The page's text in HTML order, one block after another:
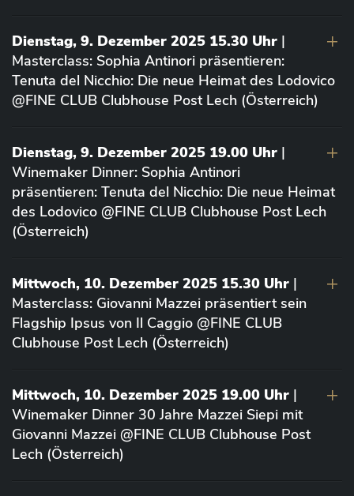
Dienstag, 9. Dezember 2025 15.30 Uhr |
Masterclass: Sophia Antinori präsentieren:
Tenuta del Nicchio: Die neue Heimat des Lodovico
@FINE CLUB Clubhouse Post Lech (Österreich)
Dienstag, 9. Dezember 2025 19.00 Uhr |
Winemaker Dinner: Sophia Antinori
präsentieren: Tenuta del Nicchio: Die neue Heimat
des Lodovico @FINE CLUB Clubhouse Post Lech
(Österreich)
Mittwoch, 10. Dezember 2025 15.30 Uhr |
Masterclass: Giovanni Mazzei präsentiert sein
Flagship Ipsus von Il Caggio @FINE CLUB
Clubhouse Post Lech (Österreich)
Mittwoch, 10. Dezember 2025 19.00 Uhr |
Winemaker Dinner 30 Jahre Mazzei Siepi mit
Giovanni Mazzei @FINE CLUB Clubhouse Post
Lech (Österreich)